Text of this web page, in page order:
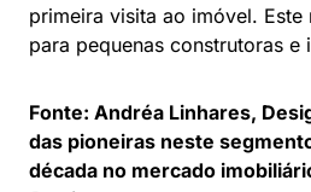
primeira visita ao imóvel.
para pequenas construtoras e
Fonte: Andréa Linhares,
das pioneiras neste
década no mercado